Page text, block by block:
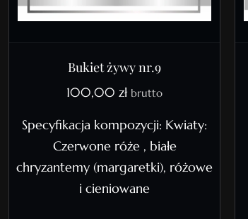
Bukiet żywy nr.9
100,00 zł brutto
Specyfikacja kompozycji: Kwiaty:
Czerwone róże , białe
chryzantemy (margaretki), różowe
i cieniowane